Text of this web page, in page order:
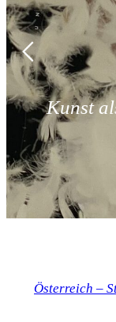
als
READ
Österreich –